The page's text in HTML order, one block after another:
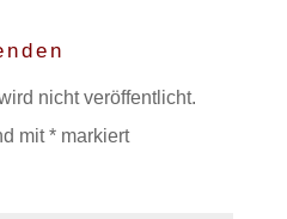
nicht veröffentlicht.
mit*markiert